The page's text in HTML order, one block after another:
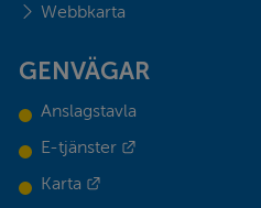
Webbkarta
GENVÄGAR
Anslagstavla
E-tjänster
Karta